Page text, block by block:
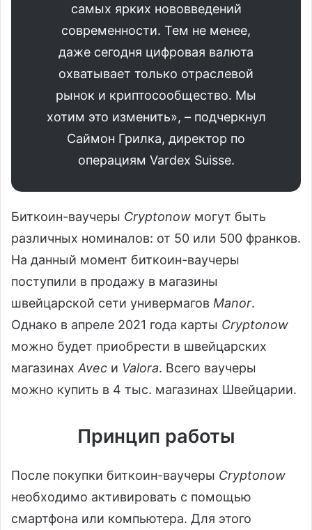
самых ярких нововведений
современности. Тем не менее,
даже сегодня цифровая валюта
охватывает только отраслевой
рынок и криптосообщество. Мы
хотим это изменить», – подчеркнул
Саймон Грилка, директор по
операциям Vardex Suisse.
Биткоин-ваучеры Cryptonow могут быть
различных номиналов: от 50 или 500 франков.
На данный момент биткоин-ваучеры
поступили в продажу в магазины
швейцарской сети универмагов Manor.
Однако в апреле 2021 года карты Cryptonow
можно будет приобрести в швейцарских
магазинах Avec и Valora. Всего ваучеры
можно купить в 4 тыс. магазинах Швейцарии.
Принцип работы
После покупки биткоин-ваучеры Cryptonow
необходимо активировать с помощью
смартфона или компьютера. Для этого